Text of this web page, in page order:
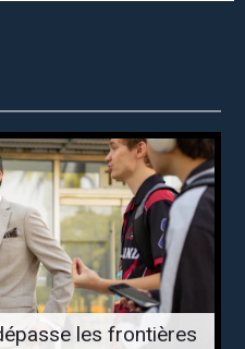
les frontières